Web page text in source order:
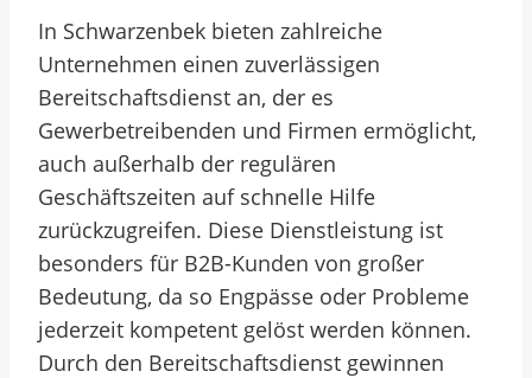
In Schwarzenbek bieten zahlreiche
Unternehmen einen zuverlässigen
Bereitschaftsdienst an, der es
Gewerbetreibenden und Firmen ermöglicht,
auch außerhalb der regulären
Geschäftszeiten auf schnelle Hilfe
zurückzugreifen. Diese Dienstleistung ist
besonders für B2B-Kunden von großer
Bedeutung, da so Engpässe oder Probleme
jederzeit kompetent gelöst werden können.
Durch den Bereitschaftsdienst gewinnen